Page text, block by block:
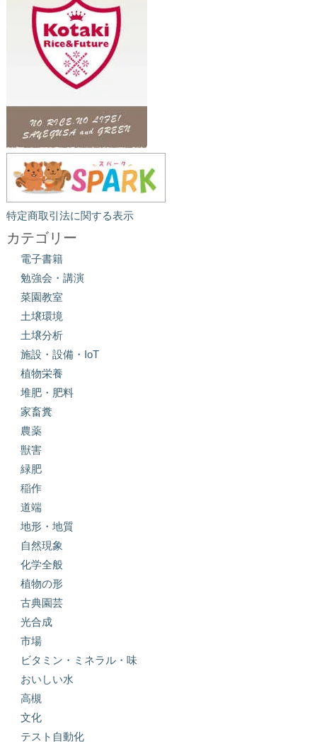
特定商取引法に関する表示
カテゴリー
電子書籍
勉強会・講演
菜園教室
土壌環境
土壌分析
施設・設備・IoT
植物栄養
堆肥・肥料
家畜糞
農薬
獣害
緑肥
稲作
道端
地形・地質
自然現象
化学全般
植物の形
古典園芸
光合成
市場
ビタミン・ミネラル・味
おいしい水
高槻
文化
テスト自動化